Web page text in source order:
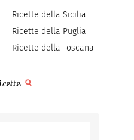
Ricette della Sicilia
Ricette della Puglia
Ricette della Toscana